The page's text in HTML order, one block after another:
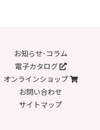
お知らせ･コラム
電子カタログ
オンラインショップ
お問い合わせ
サイトマップ